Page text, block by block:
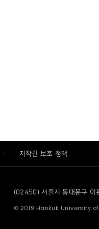
저작권 보호 정책
(02450) 서울시 동대문구
© 2019 Hankuk University